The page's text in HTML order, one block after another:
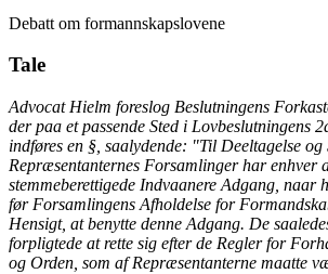
Debatt om formannskapslovene
Tale
Advocat Hielm foreslog Beslutningens
der paa et passende Sted i Lovbeslutningens
indføres en §, saalydende: "Til Deeltagelse
Repræsentanternes Forsamlinger har enhver
stemmeberettigede Indvaanere Adgang, naar
før Forsamlingens Afholdelse for
Hensigt, at benytte denne Adgang. De
forpligtede at rette sig efter de Regler for
og Orden, som af Repræsentanterne maatte